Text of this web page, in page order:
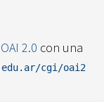
OAI 2.0 con una
cgi/oai2